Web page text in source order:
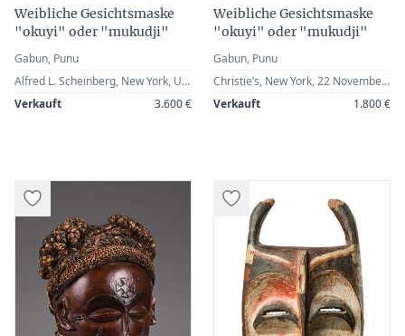
Weibliche Gesichtsmaske
"okuyi" oder "mukudji"
Gabun, Punu
Alfred L. Scheinberg, New York, USA · Maurice W. Shapiro (1928-1993), New York, USA · Christie’s, New York, 11 November 1993, Lot 107 · Christie’s, New York, 20 November 1997, Lot 60 · German Private Collection
Verkauft
3.600 €
Weibliche Gesichtsmaske
"okuyi" oder "mukudji"
Gabun, Punu
Christie’s, New York, 22 November 1996, Lot 158 · German Private Collection
Verkauft
1.800 €